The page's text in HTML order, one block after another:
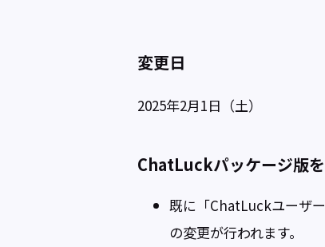
変更日
2025年2月1日（土）
ChatLuckパッケージ版
既に「ChatLuckユーザ
の変更が行われます。